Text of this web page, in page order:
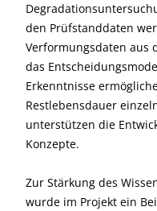
den Prüfstanddaten
Verformungsdaten aus
das
Erkenntnisse
Restlebensdauer
unterstützen die
Konzepte.
Zur Stärkung des
wurde im Projekt ein